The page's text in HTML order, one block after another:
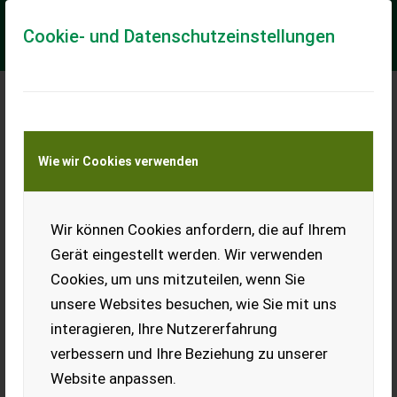
Cookie- und Datenschutzeinstellungen
Wie wir Cookies verwenden
Wir können Cookies anfordern, die auf Ihrem
Gerät eingestellt werden. Wir verwenden
Cookies, um uns mitzuteilen, wenn Sie
unsere Websites besuchen, wie Sie mit uns
interagieren, Ihre Nutzererfahrung
verbessern und Ihre Beziehung zu unserer
Website anpassen.
Meine Transportkostenanfrage
Transport von Land- und Baumaschinen –
KEINE Tiertransporte
Erme
Knoblauchschneidemaschine CRAC